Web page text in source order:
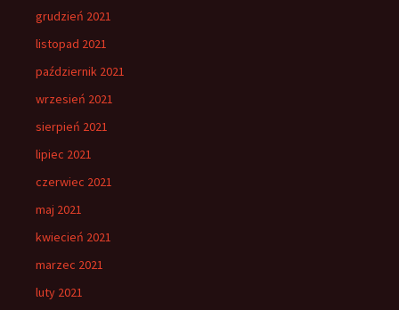
grudzień 2021
listopad 2021
październik 2021
wrzesień 2021
sierpień 2021
lipiec 2021
czerwiec 2021
maj 2021
kwiecień 2021
marzec 2021
luty 2021